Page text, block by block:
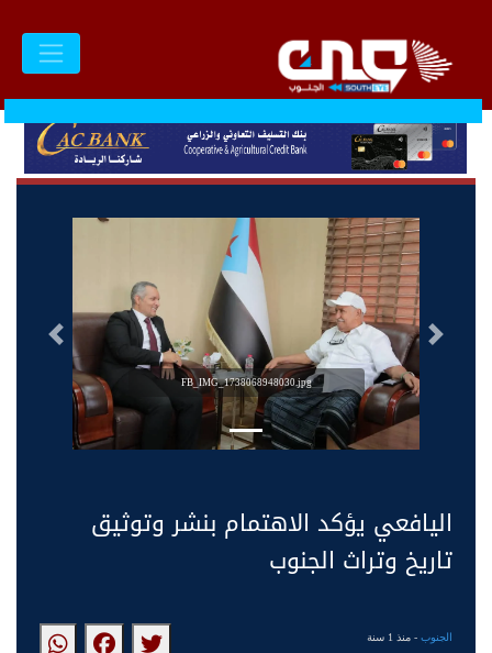
FB_IMG_1738068948030.jpg
التالى السابق
اليافعي يؤكد الاهتمام بنشر وتوثيق
تاريخ وتراث الجنوب
الجنوب- منذ 1 سنة